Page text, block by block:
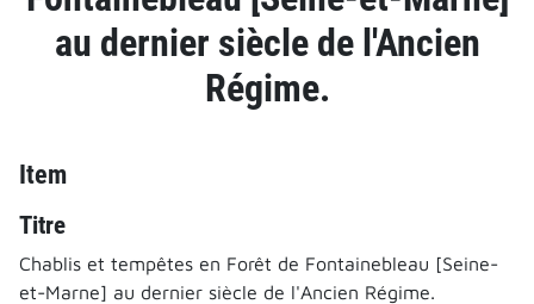
au dernier siècle de l'Ancien
Régime.
Item
Titre
Chablis et tempêtes en Forêt de Fontainebleau [Seine-
et-Marne] au dernier siècle de l'Ancien Régime.